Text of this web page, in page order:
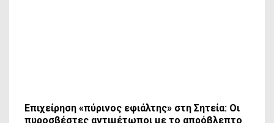
Επιχείρηση «πύρινος εφιάλτης» στη Σητεία: Οι
πυροσβέστες αντιμέτωποι με το απρόβλεπτο